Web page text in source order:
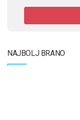
NAJBOLJ BRANO